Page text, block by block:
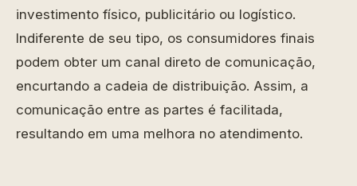
investimento físico, publicitário ou logístico.
Indiferente de seu tipo, os consumidores finais
podem obter um canal direto de comunicação,
encurtando a cadeia de distribuição. Assim, a
comunicação entre as partes é facilitada,
resultando em uma melhora no atendimento.